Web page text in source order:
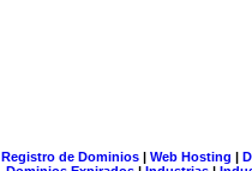
Registro de Dominios| Web Hosting |